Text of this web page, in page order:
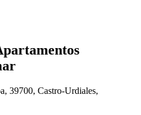
39700, Castro-Urdiales,